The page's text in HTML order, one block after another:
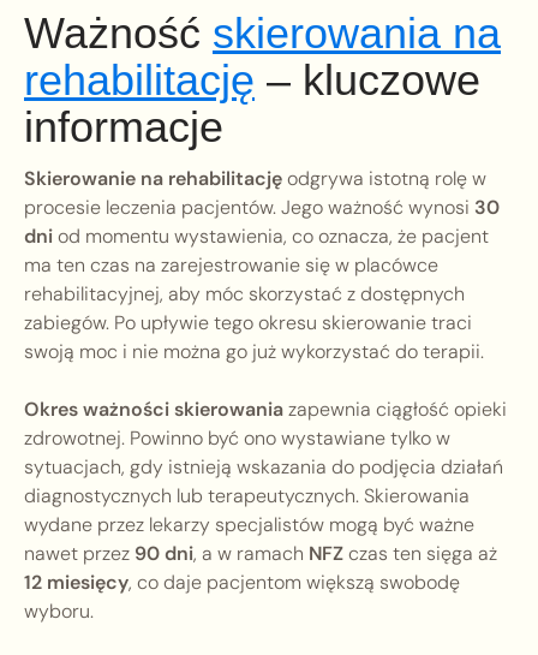
Ważność skierowania na
rehabilitację – kluczowe
informacje
Skierowanie na rehabilitacjęodgrywa istotną rolę w
procesie leczenia pacjentów. Jego ważność wynosi 30
dniod momentu wystawienia, co oznacza, że pacjent
ma ten czas na zarejestrowanie się w placówce
rehabilitacyjnej, aby móc skorzystać z dostępnych
zabiegów. Po upływie tego okresu skierowanie traci
swoją moc i nie można go już wykorzystać do terapii.
Okres ważności skierowaniazapewnia ciągłość opieki
zdrowotnej. Powinno być ono wystawiane tylko w
sytuacjach, gdy istnieją wskazania do podjęcia działań
diagnostycznych lub terapeutycznych. Skierowania
wydane przez lekarzy specjalistów mogą być ważne
nawet przez 90 dni, a w ramach NFZczas ten sięga aż
12 miesięcy, co daje pacjentom większą swobodę
wyboru.